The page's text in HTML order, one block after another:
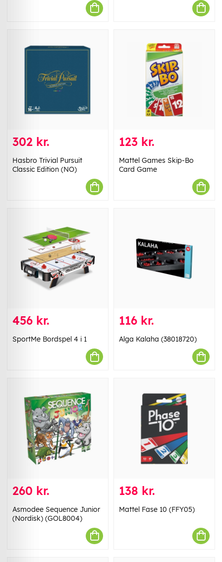
302 kr.
Hasbro Trivial Pursuit
Classic Edition (NO)
123 kr.
Mattel Games Skip-Bo
Card Game
456 kr.
SportMe Bordspel 4 i 1
116 kr.
Alga Kalaha (38018720)
260 kr.
Asmodee Sequence Junior
(Nordisk) (GOL8004)
138 kr.
Mattel Fase 10 (FFY05)